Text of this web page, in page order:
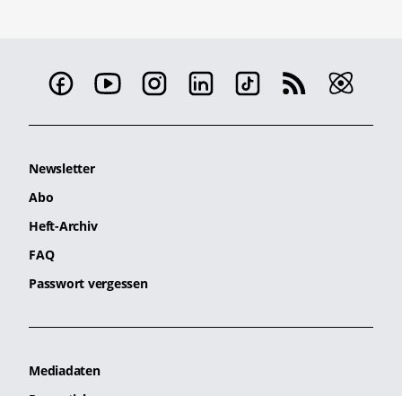
Newsletter
Abo
Heft-Archiv
FAQ
Passwort vergessen
Mediadaten